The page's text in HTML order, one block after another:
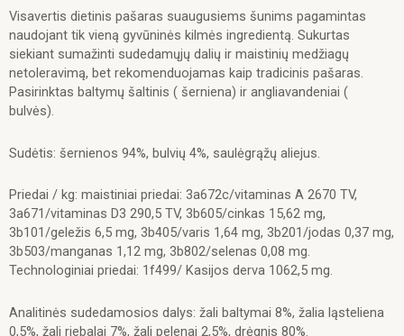
Cinghiale
e
Patate
(
su
šerniena
paštetas
400g.
Visavertis dietinis pašaras suaugusiems šunims pagamintas
naudojant tik vieną gyvūninės kilmės ingredientą. Sukurtas
siekiant sumažinti sudedamųjų dalių ir maistinių medžiagų
netoleravimą, bet rekomenduojamas kaip tradicinis pašaras.
Pasirinktas baltymų šaltinis ( šerniena) ir angliavandeniai (
bulvės).
Sudėtis: šernienos 94%, bulvių 4%, saulėgrąžų aliejus.
Priedai / kg: maistiniai priedai: 3a672c/vitaminas A 2670 TV,
3a671/vitaminas D3 290,5 TV, 3b605/cinkas 15,62 mg,
3b101/geležis 6,5 mg, 3b405/varis 1,64 mg, 3b201/jodas 0,37 mg,
3b503/manganas 1,12 mg, 3b802/selenas 0,08 mg.
Technologiniai priedai: 1f499/ Kasijos derva 1062,5 mg.
Analitinės sudedamosios dalys: žali baltymai 8%, žalia ląsteliena
0,5%, žali riebalai 7%, žali pelenai 2,5%, drėgnis 80%.